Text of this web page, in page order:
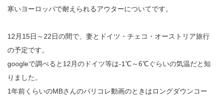
寒いヨーロッパで耐えられるアウターについてです。
12月15日～22日の間で、妻とドイツ・チェコ・オーストリア旅行
の予定です。
googleで調べると12月のドイツ等は-1℃～6℃ぐらいの気温だと知
りました。
1年前くらいのMBさんのパリコレ動画のときはロングダウンコー